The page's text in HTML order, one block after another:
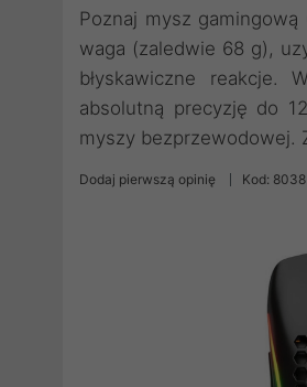
Poznaj mysz
waga (zaledwie 68 g),
błyskawiczne reakcje.
absolutną precyzję do
myszy bezprzewodowej.
Dodaj pierwszą opinię Kod: 8038